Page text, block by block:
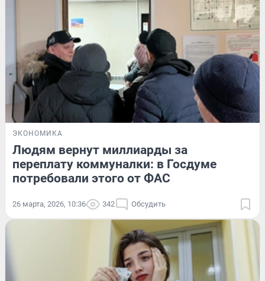
ЭКОНОМИКА
Людям вернут миллиарды за
переплату коммуналки: в Госдуме
потребовали этого от ФАС
26 марта, 2026, 10:36 342 Обсудить